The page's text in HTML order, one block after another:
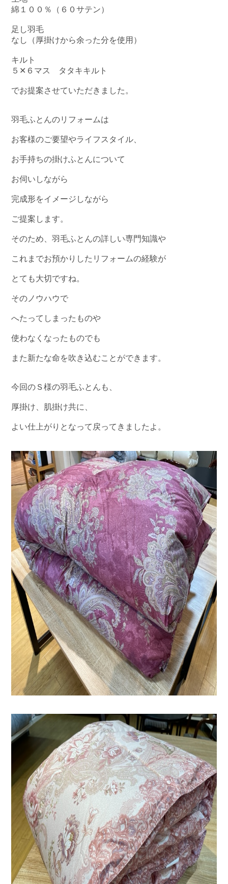
綿１００％（６０サテン）
足し羽毛
なし（厚掛けから余った分を使用）
キルト
５✕６マス タタキキルト
でお提案させていただきました。
羽毛ふとんのリフォームは
お客様のご要望やライフスタイル、
お手持ちの掛けふとんについて
お伺いしながら
完成形をイメージしながら
ご提案します。
そのため、羽毛ふとんの詳しい専門知識や
これまでお預かりしたリフォームの経験が
とても大切ですね。
そのノウハウで
へたってしまったものや
使わなくなったものでも
また新たな命を吹き込むことができます。
今回のＳ様の羽毛ふとんも、
厚掛け、肌掛け共に、
よい仕上がりとなって戻ってきましたよ。